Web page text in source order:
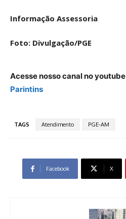
Informação Assessoria
Foto: Divulgação/PGE
Acesse nosso canal no youtube
Parintins
TAGS Atendimento PGE-AM
Facebook X